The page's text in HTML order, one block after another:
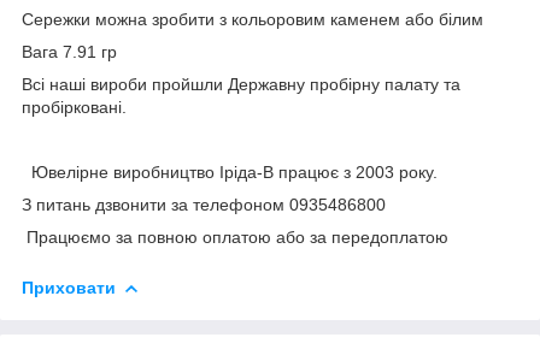
Сережки можна зробити з кольоровим каменем або білим
Вага 7.91 гр
Всі наші вироби пройшли Державну пробірну палату та
пробірковані.
Ювелірне виробництво Іріда-В працює з 2003 року.
З питань дзвонити за телефоном 0935486800
Працюємо за повною оплатою або за передоплатою
Приховати